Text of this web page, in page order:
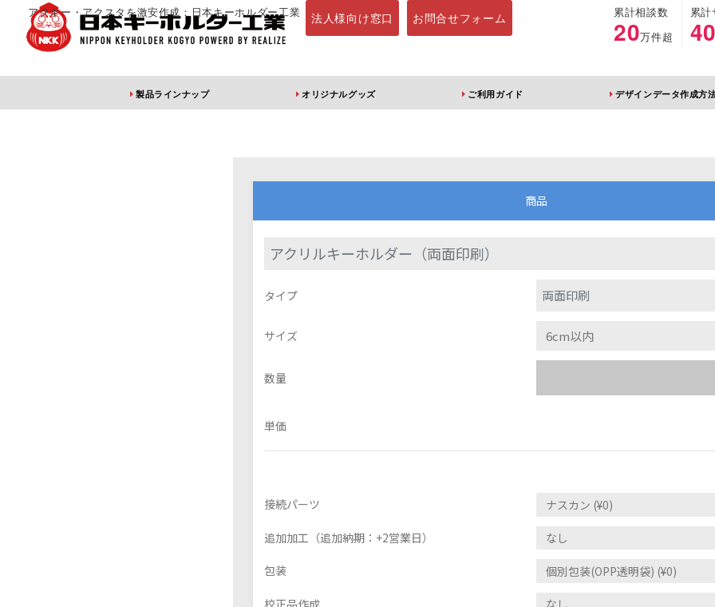
アクキー・アクスタを激安作成：日本キーホルダー工業 法人様向け窓口 お問合せフォーム 累計相談数
20万件超
累
製品ラインナップ オリジナルグッズ ご利用ガイド デザインデータ作成方
アクリルキーホルダー
アクリルスタンド 片
面印刷 無地台座
商品
アクリルキーホルダー（両面印刷）
タイプ 両面印刷
サイズ
数量
単価
接続パーツ
追加加工（追加納期：+2営業日）
包装
校正品作成